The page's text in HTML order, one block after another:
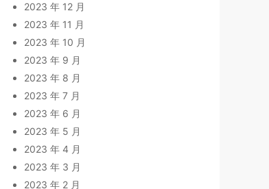
2023 年 12 月
2023 年 11 月
2023 年 10 月
2023 年 9 月
2023 年 8 月
2023 年 7 月
2023 年 6 月
2023 年 5 月
2023 年 4 月
2023 年 3 月
2023 年 2 月